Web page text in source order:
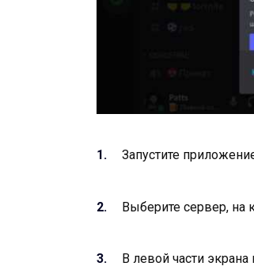
Запустите
Выберите сервер, на
В левой части